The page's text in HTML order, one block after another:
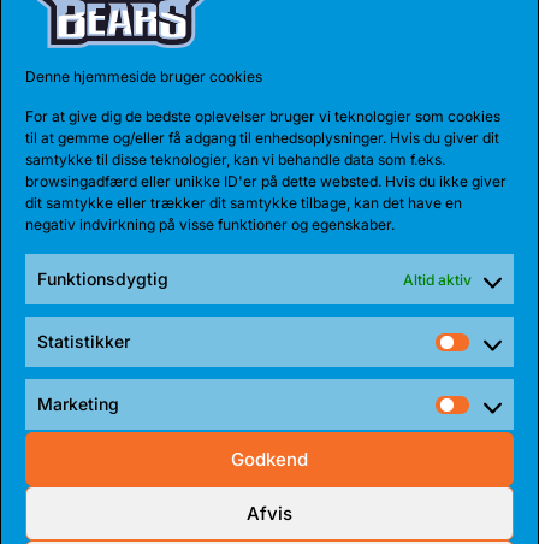
Denne hjemmeside bruger cookies
For at give dig de bedste oplevelser bruger vi teknologier som cookies
til at gemme og/eller få adgang til enhedsoplysninger. Hvis du giver dit
samtykke til disse teknologier, kan vi behandle data som f.eks.
browsingadfærd eller unikke ID'er på dette websted. Hvis du ikke giver
dit samtykke eller trækker dit samtykke tilbage, kan det have en
negativ indvirkning på visse funktioner og egenskaber.
Funktionsdygtig Altid aktiv
Statistikker
Marketing
Godkend
Afvis
17 JUL 2026
TALENT BLIVER FULDTIDSBJØRN
Anton Katholm har skrevet under med Bakken Bears
for endnu en sæson. Sidste sæson havde...